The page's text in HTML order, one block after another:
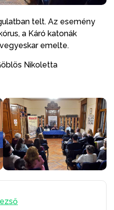
telt. Az esemény
a Káró katonák
emelte.
Nikoletta